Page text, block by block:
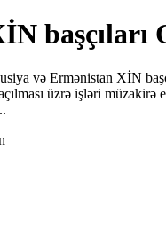
və Ermənistan XİN
üzrə işləri